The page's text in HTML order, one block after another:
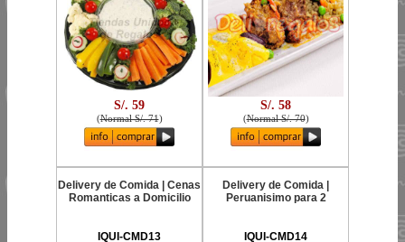
S/. 59
(Normal S/. 71)
S/. 58
(Normal S/. 70)
Delivery de Comida | Cenas
Romanticas a Domicilio
IQUI-CMD13
Delivery de Comida |
Peruanisimo para 2
IQUI-CMD14